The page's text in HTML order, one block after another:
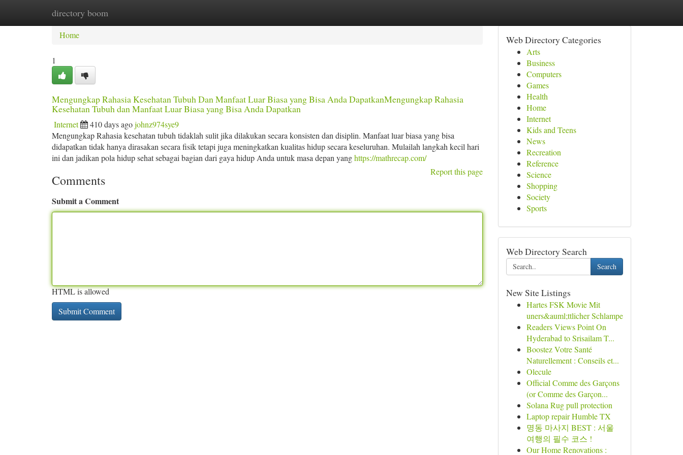
directory boom
Home New Site Listings
Home
1
Mengungkap Rahasia Kesehatan Tubuh Dan Manfaat Luar Biasa yang Bisa Anda DapatkanMengungkap Rahasia
Kesehatan Tubuh dan Manfaat Luar Biasa yang Bisa Anda Dapatkan
Internet 410 days agojohnz974sye9
Mengungkap Rahasia kesehatan tubuh tidaklah sulit jika dilakukan secara konsisten dan disiplin. Manfaat luar biasa yang bisa
didapatkan tidak hanya dirasakan secara fisik tetapi juga meningkatkan kualitas hidup secara keseluruhan. Mulailah langkah kecil hari
ini dan jadikan pola hidup sehat sebagai bagian dari gaya hidup Anda untuk masa depan yanghttps://mathrecap.com/
Report this page
Comments
Submit a Comment
HTML is allowed
Web Directory Categories
Arts
Business
Computers
Games
Health
Home
Internet
Kids and Teens
News
Recreation
Reference
Science
Shopping
Society
Sports
Web Directory Search
Search
New Site Listings
Hartes FSK Movie Mit
uners&auml;ttlicher Schlampe
Readers Views Point On
Hyderabad to Srisailam T...
Boostez Votre Santé
Naturellement : Conseils et...
Olecule
Official Comme des Garçons
(or Comme des Garçon...
Solana Rug pull protection
Laptop repair Humble TX
명동 마사지 BEST : 서울
여행의 필수 코스 !
Our Home Renovations :